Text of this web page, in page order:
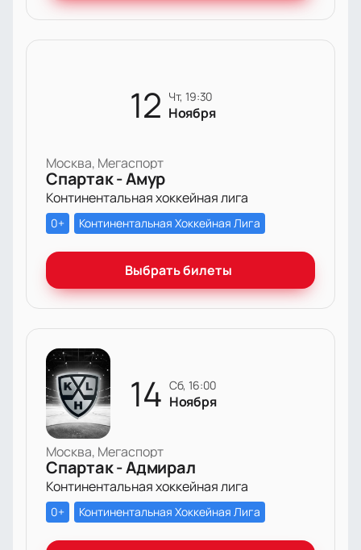
12 чт, 19:30
Ноября
Москва, Мегаспорт
Спартак - Амур
Континентальная хоккейная лига
0+ Континентальная Хоккейная Лига
Выбрать билеты
14 сб, 16:00
Ноября
Москва, Мегаспорт
Спартак - Адмирал
Континентальная хоккейная лига
0+ Континентальная Хоккейная Лига